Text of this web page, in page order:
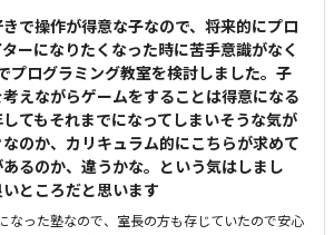
で操作が得意な子なので、将来的にプロ
ーになりたくなった時に苦手意識がなく
プログラミング教室を検討しました。子
えながらゲームをすることは得意になる
てもそれまでになってしまいそうな気が
のか、カリキュラム的にこちらが求めて
るのか、違うかな。という気はしまし
ところだと思います
なった塾なので、室長の方も存じていたので安心